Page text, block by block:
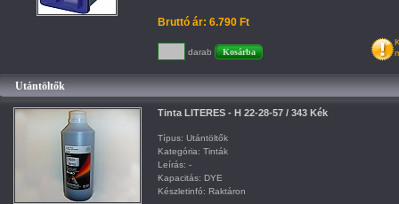
Bruttó ár: 6.790 Ft
darab
Utántöltők
Tinta LITERES - H 22-28-57 / 343 Kék
Típus: Utántöltők
Kategória: Tinták
Leírás: -
Kapacitás: DYE
Készletinfó: Raktáron